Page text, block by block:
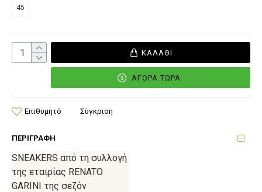
45
ΚΑΛΆΘΙ
ΑΓΟΡΆ ΤΏΡΑ
Επιθυμητό Σύγκριση
ΠΕΡΙΓΡΑΦΉ
SNEAKERS από τη συλλογή
της εταιρίας RENATO
GARINI της σεζόν